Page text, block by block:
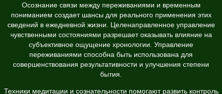
Осознание связи между переживаниями и временным
пониманием создает шансы для реального применения этих
сведений в ежедневной жизни. Целенаправленное управление
чувственными состояниями разрешает оказывать влияние на
субъективное ощущение хронологии. Управление
переживаниями способна быть использована для
совершенствования результативности и улучшения степени
бытия.
Техники медитации и сознательности помогают развить контроль